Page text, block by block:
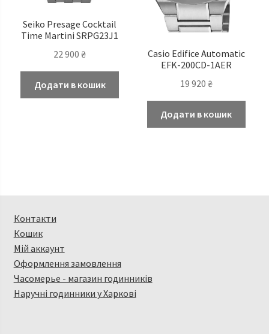
Seiko Presage Cocktail
Time Martini SRPG23J1
22 900₴
Додати в кошик
Casio Edifice Automatic
EFK-200CD-1AER
19 920 ₴
Додати в кошик
Контакти
Кошик
Мій аккаунт
Оформлення замовлення
Часомерье - магазин годинників
Наручні годинники у Харкові